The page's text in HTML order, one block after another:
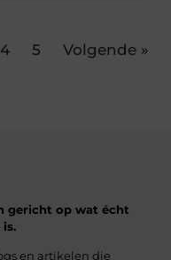
4 5 Volgende »
gericht op wat écht
is.
en artikelen die